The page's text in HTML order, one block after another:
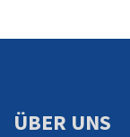
ÜBER UNS